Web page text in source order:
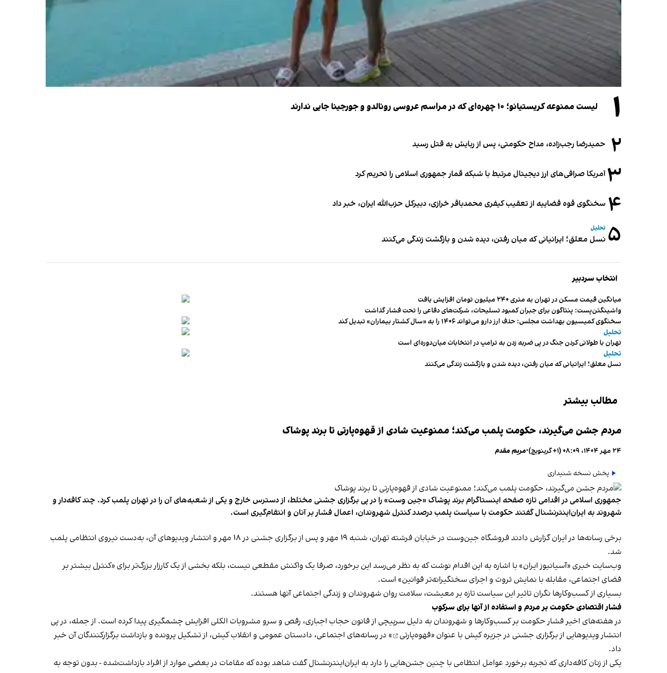
۱ لیست ممنوعه کریستیانو؛ ۱۰ چهره‌ای که در مراسم عروسی رونالدو و جورجینا جایی ندارند
۲ حمیدرضا رجب‌زاده، مداح حکومتی، پس از ربایش به قتل رسید
۳آمریکا صرافی‌های ارز دیجیتال مرتبط با شبکه قمار جمهوری اسلامی را تحریم کرد
۴ سخنگوی قوه قضاییه از تعقیب کیفری محمدباقر خرازی، دبیر‌کل حزب‌الله ایران، خبر داد
۵ تحلیل
نسل معلق؛ ایرانیانی که میان رفتن، دیده شدن و بازگشت زندگی می‌کنند
انتخاب سردبیر
میانگین قیمت مسکن در تهران به متری ۲۴۰ میلیون تومان افزایش یافت
واشینگتن‌پست: پنتاگون برای جبران کمبود تسلیحات، شرکت‌های دفاعی را تحت فشار گذاشت
سخنگوی کمیسیون بهداشت مجلس: حذف ارز دارو می‌تواند ۱۴۰۶ را به «سال کشتار بیماران» تبدیل کند
تحلیل
تهران با طولانی کردن جنگ در پی ضربه زدن به ترامپ در انتخابات میان‌دوره‌ای است
تحلیل
نسل معلق؛ ایرانیانی که میان رفتن، دیده شدن و بازگشت زندگی می‌کنند
مطالب بیشتر
مردم جشن می‌گیرند، حکومت پلمب می‌کند؛ ممنوعیت شادی از قهوه‌پارتی تا برند پوشاک
۲۴ مهر ۱۴۰۴، ۰۸:۰۹ (‎+۱ گرینویچ) •مریم مقدم
پخش نسخه شنیداری
جمهوری اسلامی در اقدامی تازه صفحه اینستاگرام برند پوشاک «جین وست» را در پی برگزاری جشنی مختلط، از دسترس خارج و یکی از شعبه‌های آن را در تهران پلمب کرد. چند کافه‌‌دار و
شهروند به ایران‌اینترنشنال گفتند حکومت با سیاست پلمب درصدد کنترل شهروندان، اعمال فشار بر آنان و انتقام‌گیری است.
برخی رسانه‌ها در ایران گزارش دادند فروشگاه جین‌وست در خیابان فرشته تهران، شنبه ۱۹ مهر و پس از برگزاری جشنی در ۱۸ مهر و انتشار ویدیوهای آن، به‌دست نیروی انتظامی پلمب
شد.
وب‌سایت خبری «آسیانیوز ایران» با اشاره به این اقدام نوشت که به نظر می‌رسد این برخورد، صرفا یک واکنش مقطعی نیست، بلکه بخشی از یک کارزار بزرگ‌تر برای «کنترل بیشتر بر
فضای اجتماعی، مقابله با نمایش ثروت و اجرای سختگیرانه‌تر قوانین» است.
بسیاری از کسب‌وکارها نگران تاثیر این سیاست‌ تازه بر معیشت، سلامت روان شهروندان و زندگی اجتماعی آنها هستند.
فشار اقتصادی حکومت بر مردم و استفاده از آنها برای سرکوب
در هفته‌های اخیر فشار حکومت بر کسب‌وکارها و شهروندان به دلیل سرپیچی از قانون حجاب اجباری، رقص و سرو مشروبات الکلی افزایش چشمگیری پیدا کرده است. از جمله، در پی
انتشار ویدیوهایی از برگزاری جشنی در جزیره کیش با عنوان «قهوه‌پارتی
» در رسانه‌های اجتماعی، دادستان عمومی و انقلاب کیش، از تشکیل پرونده و بازداشت برگزارکنندگان آن خبر
داد.
یکی از زنان کافه‌داری که تجربه برخورد عوامل انتظامی با چنین جشن‌هایی را دارد به ایران‌اینترنشنال گفت شاهد بوده که مقامات در بعضی موارد از افراد بازداشت‌‌شده - بدون توجه به